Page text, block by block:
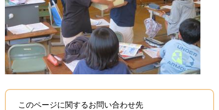
このページに関するお問い合わせ先